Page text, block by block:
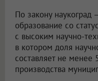
По закону наукоград
образование со
с высоким научно-
в котором доля
составляет не менее
производства